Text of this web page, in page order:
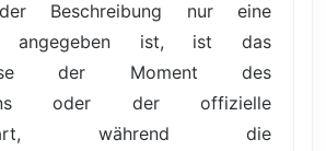
Beschreibung nur eine
angegeben ist, ist das
der Moment des
oder der offizielle
während die